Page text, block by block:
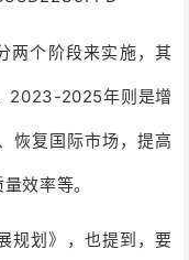
两个阶段来实施，其
2023-2025年则是增
恢复国际市场，提高
效率等。
规划》，也提到，要